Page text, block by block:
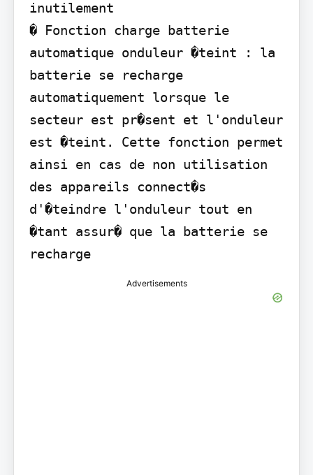
inutilement
� Fonction charge batterie
automatique onduleur �teint : la
batterie se recharge
automatiquement lorsque le
secteur est pr�sent et l'onduleur
est �teint. Cette fonction permet
ainsi en cas de non utilisation
des appareils connect�s
d'�teindre l'onduleur tout en
�tant assur� que la batterie se
recharge
Advertisements